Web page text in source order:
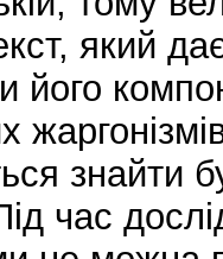
який
його
знайти
час